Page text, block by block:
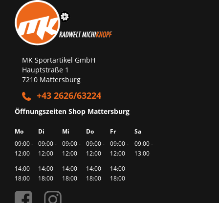
MK Sportartikel GmbH
Hauptstraße 1
7210 Mattersburg
+43 2626/63224
Öffnungszeiten Shop Mattersburg
Mo Di Mi Do Fr
Sa
09:00 -
12:00
09:00 -
12:00
09:00 -
12:00
09:00 -
12:00
09:00 -
12:00
09:00 -
13:00
14:00 -
18:00
14:00 -
18:00
14:00 -
18:00
14:00 -
18:00
14:00 -
18:00